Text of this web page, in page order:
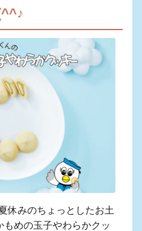
休みのちょっとしたお土
めの玉子やわらかクッ